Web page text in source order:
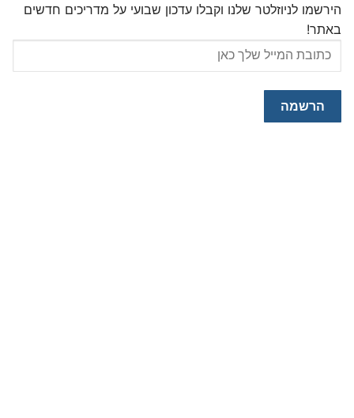
הירשמו לניוזלטר שלנו וקבלו עדכון שבועי על מדריכים חדשים
באתר!